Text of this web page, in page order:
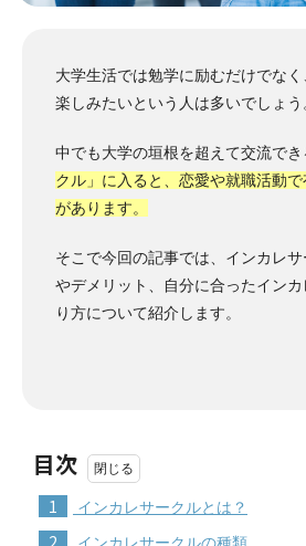
大学生活では勉学に励むだけでな
楽しみたいという人は多いでしょう
中でも大学の垣根を超えて交流でき
クル」に入ると、恋愛や就職活動
があります。
そこで今回の記事では、インカレ
やデメリット、自分に合ったインカ
り方について紹介します。
目次
1 インカレサークルとは？
2 インカレサークルの種類